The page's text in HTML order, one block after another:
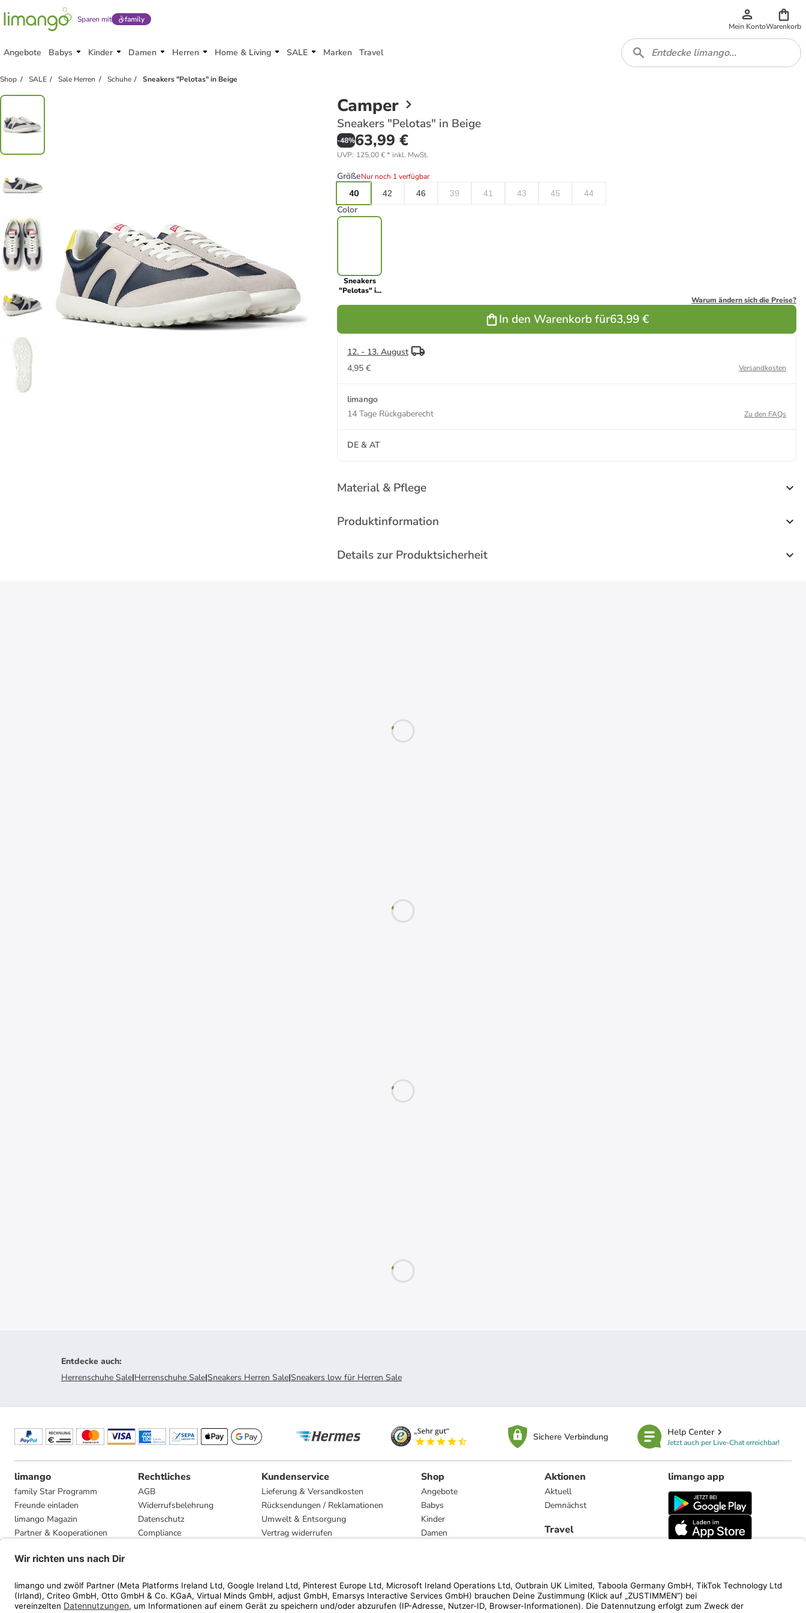
Sparen mit family
Mein KontoWarenkorb
Angebote Babys Kinder Damen Herren Home & Living SALE Marken Travel
Shop SALE Sale Herren Schuhe Sneakers "Pelotas" in Beige
Camper
Sneakers "Pelotas" in Beige
-48%63,99 €
UVP: 125,00 €* inkl. MwSt.
GrößeNur noch 1 verfügbar
40
42 46 39 41 43 45 44
Color
Sneakers
"Pelotas" in
Warum ändern sich die Preise?
In den Warenkorb für63,99 €
12. - 13. August
4,95 €
Versandkosten
limango
14 Tage Rückgaberecht
Zu den FAQs
DE & AT
Material & Pflege
Produktinformation
Details zur Produktsicherheit
Entdecke auch:
Herrenschuhe Sale|Herrenschuhe Sale|Sneakers Herren Sale|Sneakers low für Herren Sale
Sichere Verbindung Help Center
Jetzt auch per Live-Chat erreichbar!
limango
family Star Programm
Freunde einladen
limango Magazin
Partner & Kooperationen
Presse
Rechtliches
AGB
Widerrufsbelehrung
Datenschutz
Compliance
Kundenservice
Lieferung & Versandkosten
Rücksendungen / Reklamationen
Umwelt & Entsorgung
Vertrag widerrufen
Shop
Angebote
Babys
Kinder
Damen
Marken
Aktionen
Aktuell
Demnächst
Travel
limango app